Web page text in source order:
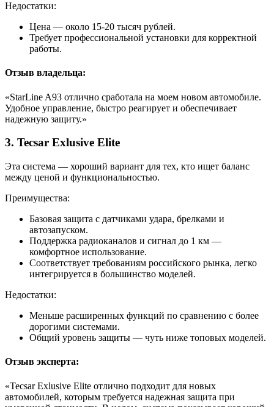
Недостатки:
Цена — около 15-20 тысяч рублей.
Требует профессиональной установки для корректной
работы.
Отзыв владельца:
«StarLine A93 отлично сработала на моем новом автомобиле.
Удобное управление, быстро реагирует и обеспечивает
надежную защиту.»
3. Tecsar Exlusive Elite
Эта система — хороший вариант для тех, кто ищет баланс
между ценой и функциональностью.
Преимущества:
Базовая защита с датчиками удара, брелками и
автозапуском.
Поддержка радиоканалов и сигнал до 1 км —
комфортное использование.
Соответствует требованиям российского рынка, легко
интегрируется в большинство моделей.
Недостатки:
Меньше расширенных функций по сравнению с более
дорогими системами.
Общий уровень защиты — чуть ниже топовых моделей.
Отзыв эксперта:
«Tecsar Exlusive Elite отлично подходит для новых
автомобилей, которым требуется надежная защита при